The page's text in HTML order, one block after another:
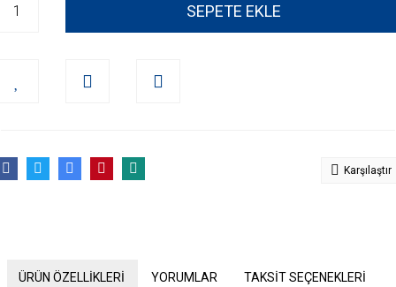
SEPETE EKLE
Karşılaştır
ÜRÜN ÖZELLİKLERİ YORUMLAR TAKSİT SEÇENEKLERİ